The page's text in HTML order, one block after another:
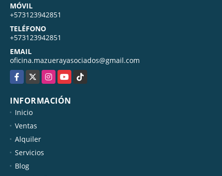
MÓVIL
+573123942851
TELÉFONO
+573123942851
EMAIL
oficina.mazuerayasociados@gmail.com
Facebook
X InstagramYouTubeTikTok
INFORMACIÓN
Inicio
Ventas
Alquiler
Servicios
Blog